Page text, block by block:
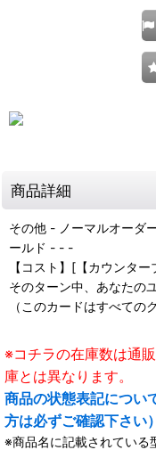
商品詳細
その他 - ノーマルオーダ
ールド - - -
【コスト】[【カウンタ
そのターン中、あなたの
（このカードはすべての
※コチラの在庫数は通
庫とは異なります。
商品の状態表記につい
方は必ずご確認下さい）
※商品名に記載されている